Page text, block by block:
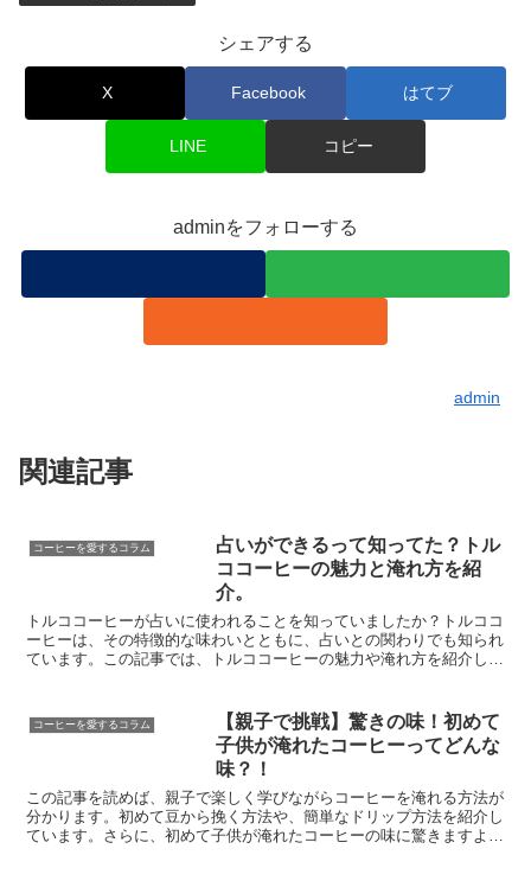
シェアする
X Facebook はてブ
LINE コピー
adminをフォローする
admin
関連記事
コーヒーを愛するコラム
占いができるって知ってた？トル
ココーヒーの魅力と淹れ方を紹
介。
トルココーヒーが占いに使われることを知っていましたか？トルココ
ーヒーは、その特徴的な味わいとともに、占いとの関わりでも知られ
ています。この記事では、トルココーヒーの魅力や淹れ方を紹介して
コーヒーを愛するコラム
【親子で挑戦】驚きの味！初めて
子供が淹れたコーヒーってどんな
味？！
この記事を読めば、親子で楽しく学びながらコーヒーを淹れる方法が
分かります。初めて豆から挽く方法や、簡単なドリップ方法を紹介し
ています。さらに、初めて子供が淹れたコーヒーの味に驚きますよ。